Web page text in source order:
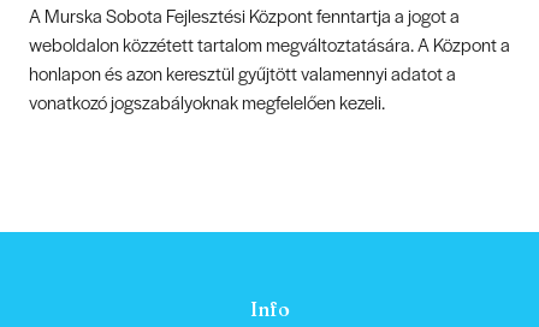
A Murska Sobota Fejlesztési Központ fenntartja a jogot a
weboldalon közzétett tartalom megváltoztatására. A Központ a
honlapon és azon keresztül gyűjtött valamennyi adatot a
vonatkozó jogszabályoknak megfelelően kezeli.
Info